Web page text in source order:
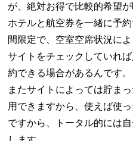
が、絶対お得で比較的希望が
ホテルと航空券を一緒に予
間限定で、空室空席状況に
サイトをチェックしていれ
約できる場合があるんです。
またサイトによっては貯ま
用できますから、使えば使
ですから、トータル的には